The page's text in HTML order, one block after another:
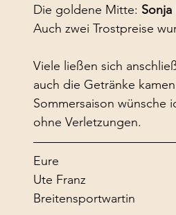
Die goldene Mitte:
Auch zwei Trostpreise
Viele ließen sich
auch die Getränke
Sommersaison wünsche
ohne Verletzungen.
Eure
Ute Franz
Breitensportwartin